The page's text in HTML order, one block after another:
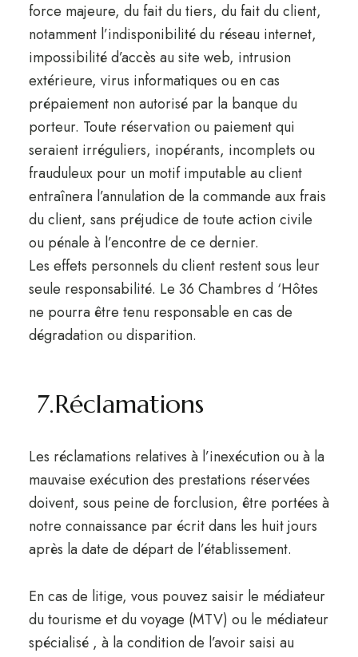
force majeure, du fait du tiers, du fait du client,
notamment l’indisponibilité du réseau internet,
impossibilité d’accès au site web, intrusion
extérieure, virus informatiques ou en cas
prépaiement non autorisé par la banque du
porteur. Toute réservation ou paiement qui
seraient irréguliers, inopérants, incomplets ou
frauduleux pour un motif imputable au client
entraînera l’annulation de la commande aux frais
du client, sans préjudice de toute action civile
ou pénale à l’encontre de ce dernier.
Les effets personnels du client restent sous leur
seule responsabilité. Le 36 Chambres d ‘Hôtes
ne pourra être tenu responsable en cas de
dégradation ou disparition.
7.Réclamations
Les réclamations relatives à l’inexécution ou à la
mauvaise exécution des prestations réservées
doivent, sous peine de forclusion, être portées à
notre connaissance par écrit dans les huit jours
après la date de départ de l’établissement.
En cas de litige, vous pouvez saisir le médiateur
du tourisme et du voyage (MTV) ou le médiateur
spécialisé , à la condition de l’avoir saisi au